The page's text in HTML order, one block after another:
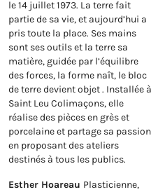
le 14 juillet 1973. La terre fait
partie de sa vie, et aujourd’hui a
pris toute la place. Ses mains
sont ses outils et la terre sa
matière, guidée par l’équilibre
des forces, la forme naît, le bloc
de terre devient objet . Installée à
Saint Leu Colimaçons, elle
réalise des pièces en grès et
porcelaine et partage sa passion
en proposant des ateliers
destinés à tous les publics.
Esther Hoareau Plasticienne,